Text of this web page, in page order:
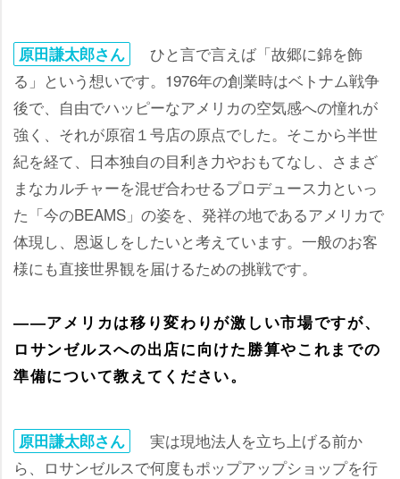
原田謙太郎さん
ひと言で言えば「故郷に錦を飾
る」という想いです。1976年の創業時はベトナム戦争
後で、自由でハッピーなアメリカの空気感への憧れが
強く、それが原宿１号店の原点でした。そこから半世
紀を経て、日本独自の目利き力やおもてなし、さまざ
まなカルチャーを混ぜ合わせるプロデュース力といっ
た「今のBEAMS」の姿を、発祥の地であるアメリカで
体現し、恩返しをしたいと考えています。一般のお客
様にも直接世界観を届けるための挑戦です。
――アメリカは移り変わりが激しい市場ですが、
ロサンゼルスへの出店に向けた勝算やこれまでの
準備について教えてください。
原田謙太郎さん
実は現地法人を立ち上げる前か
ら、ロサンゼルスで何度もポップアップショップを行